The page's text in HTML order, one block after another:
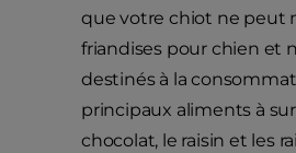
que votre chiot ne peut
friandises pour chien et
destinés à la
principaux aliments à
chocolat, le raisin et les